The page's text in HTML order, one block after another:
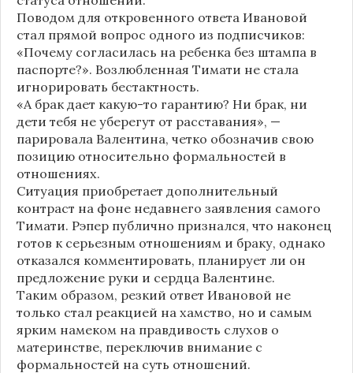
Поводом для откровенного ответа Ивановой
стал прямой вопрос одного из подписчиков:
«Почему согласилась на ребенка без штампа в
паспорте?». Возлюбленная Тимати не стала
игнорировать бестактность.
«А брак дает какую-то гарантию? Ни брак, ни
дети тебя не уберегут от расставания», —
парировала Валентина, четко обозначив свою
позицию относительно формальностей в
отношениях.
Ситуация приобретает дополнительный
контраст на фоне недавнего заявления самого
Тимати. Рэпер публично признался, что наконец
готов к серьезным отношениям и браку, однако
отказался комментировать, планирует ли он
предложение руки и сердца Валентине.
Таким образом, резкий ответ Ивановой не
только стал реакцией на хамство, но и самым
ярким намеком на правдивость слухов о
материнстве, переключив внимание с
формальностей на суть отношений.